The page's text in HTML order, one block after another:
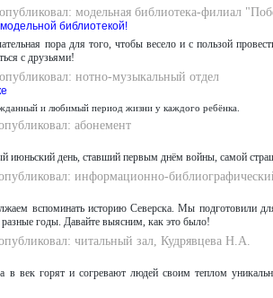
модельная библиотека-филиал
библиотекой!
пора для того, чтобы весело и с пользой
с друзьями!
нотно-музыкальный отдел
и любимый период жизни у каждого ребёнка.
абонемент
июньский день, ставший первым днём войны, самой
информационно-
вспоминать историю Северска. Мы подготовили
годы. Давайте выясним, как это было!
читальный зал, Кудрявцева Н.А.
в век горят и согревают людей своим теплом